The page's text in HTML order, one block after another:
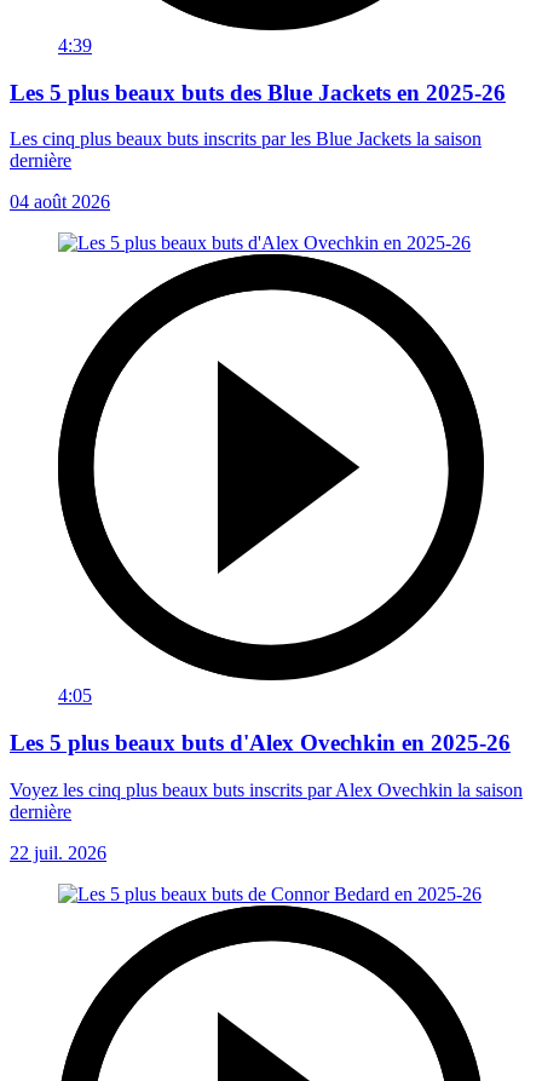
4:39
Les 5 plus beaux buts des Blue Jackets en 2025-26
Les cinq plus beaux buts inscrits par les Blue Jackets la saison
dernière
04 août 2026
4:05
Les 5 plus beaux buts d'Alex Ovechkin en 2025-26
Voyez les cinq plus beaux buts inscrits par Alex Ovechkin la saison
dernière
22 juil. 2026